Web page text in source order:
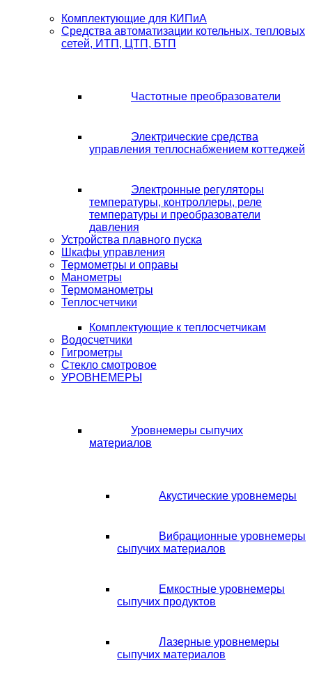
Комплектующие для КИПиА
Средства автоматизации котельных, тепловых
сетей, ИТП, ЦТП, БТП
Частотные преобразователи
Электрические средства
управления теплоснабжением коттеджей
Электронные регуляторы
температуры, контроллеры, реле
температуры и преобразователи
давления
Устройства плавного пуска
Шкафы управления
Термометры и оправы
Манометры
Термоманометры
Теплосчетчики
Комплектующие к теплосчетчикам
Водосчетчики
Гигрометры
Стекло смотровое
УРОВНЕМЕРЫ
Уровнемеры сыпучих
материалов
Акустические уровнемеры
Вибрационные уровнемеры
сыпучих материалов
Емкостные уровнемеры
сыпучих продуктов
Лазерные уровнемеры
сыпучих материалов